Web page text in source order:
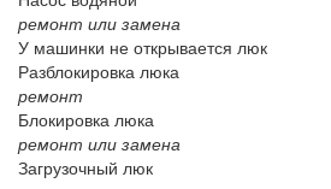
ремонт или замена
У машинки не открывается люк
Разблокировка люка
ремонт
Блокировка люка
ремонт или замена
Загрузочный люк